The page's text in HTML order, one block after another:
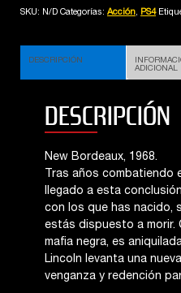
SKU: N/D Categorías: Acción, PS4
DESCRIPCIÓN
ADICIONAL
DESCRIPCIÓN
New Bordeaux, 1968.
Tras años combatiendo
llegado a esta
con los que has nacido,
estás dispuesto a morir.
mafia negra, es
Lincoln levanta una
venganza y redención